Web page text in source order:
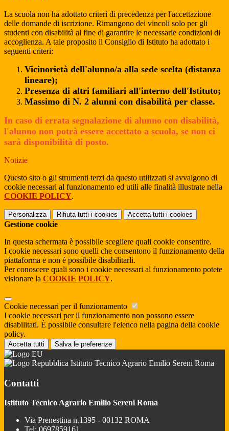
La scuola non ha adottato criteri di precedenza per l'accettazione
delle domande di iscrizione. Rimangono dei vincoli solo per gli
studenti con disabilità al fine di garantire le necessarie condizioni di
accoglienza. A tale proposito il Consiglio di Istituto ha adottato i
seguenti criteri:
Vicinorietà dell'alunno/a alla sede scelta (distanza
lineare);
Presenza di altri familiari all'interno dell'Istituto;
Massimo di N. 2 alunni con disabilità per classe.
In caso di errata segnalazione di alunno con disabilità,
l'alunno non potrà essere accettato a scuola, se non ci
sarà disponibilità di posto.
Notizie
Questo sito o gli strumenti terzi da questo utilizzati si avvalgono di
cookie necessari al funzionamento ed utili alle finalità illustrate nella
COOKIE POLICY.
Personalizza Rifiuta tutti i cookies Accetta tutti i cookies
Gestione cookie
In questa schermata è possibile scegliere quali cookie consentire.
I cookie necessari sono quelli che consentono il funzionamento della
piattaforma e non è possibile disabilitarli.
Per conoscere quali sono i cookie necessari al funzionamento potete
visionare la COOKIE POLICY.
Cookie necessari per il funzionamento
I cookie necessari per il funzionamento non possono essere
disabilitati. È possibile consultare l'elenco nella pagina della cookie
policy.
Accetta tutti Salva le preferenze
Istituto Tecnico Agrario Emilio Sereni Roma
Contatti
Istituto Tecnico Agrario Emilio Sereni Roma
Via Prenestina n.1395 - 00132 ROMA